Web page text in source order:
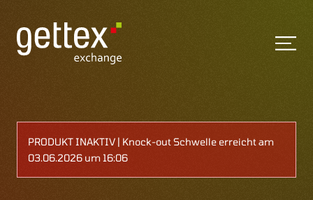
PRODUKT INAKTIV | Knock-out Schwelle erreicht am
03.06.2026 um 16:06